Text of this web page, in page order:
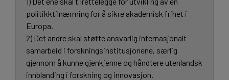
politikktilnærming for å sikre akademisk frihet i
Europa.
2) Det andre skal støtte ansvarlig internasjonalt
samarbeid i forskningsinstitusjonene, særlig
gjennom å kunne gjenkjenne og håndtere utenlandsk
innblanding i forskning og innovasjon.